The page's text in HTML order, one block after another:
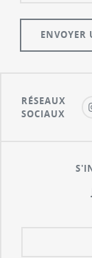
RÉSEAUX
SOCIAUX